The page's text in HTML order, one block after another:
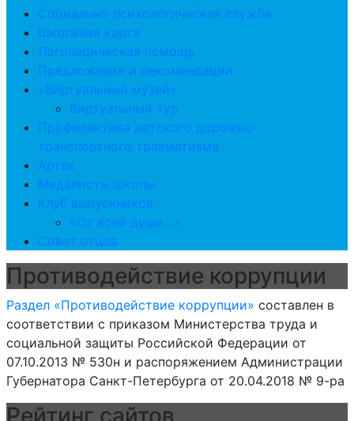
Социально-психологическая служба
Школьная карта
Логопедическая помощь
Предложения и рекомендации
«Виртуальный музей»
Виртуальный тур
Профилактика детского дорожно-
транспортного травматизма
Артек
Медалисты школы
Клуб выпускников
«От всей души…»
Совет отцов
Противодействие коррупции
Раздел «Противодействие коррупции» составлен в
соответствии с приказом Министерства труда и
социальной защиты Российской Федерации от
07.10.2013 № 530н и распоряжением Администрации
Губернатора Санкт-Петербурга от 20.04.2018 № 9-ра